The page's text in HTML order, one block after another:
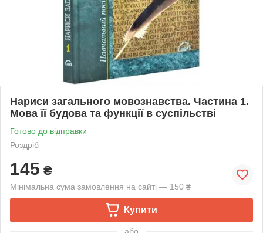
Нариси загального мовознавства. Частина 1.
Мова її будова та функції в суспільстві
Готово до відправки
Роздріб
145 ₴
Мінімальна сума замовлення на сайті — 150 ₴
Купити
або